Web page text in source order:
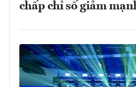
chấp chỉ số giảm